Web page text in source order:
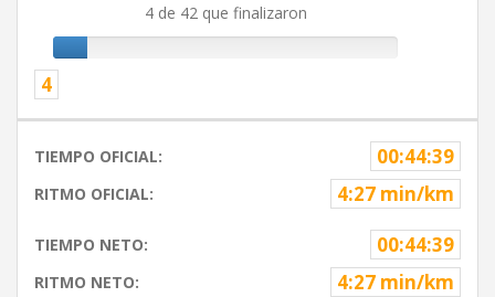
4 de 42 que finalizaron
4
TIEMPO OFICIAL: 00:44:39
RITMO OFICIAL: 4:27 min/km
TIEMPO NETO: 00:44:39
RITMO NETO: 4:27 min/km